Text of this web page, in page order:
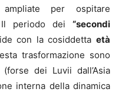
ampliate per ospitare
periodo dei “secondi
con la cosiddetta età
trasformazione sono
dei Luvii dall’Asia
interna della dinamica